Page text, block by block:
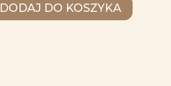
DODAJ DO KOSZYKA